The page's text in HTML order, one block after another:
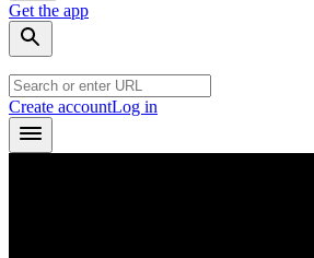
Get the app
Create accountLog in